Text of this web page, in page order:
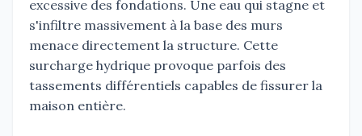
excessive des fondations. Une eau qui stagne et
s'infiltre massivement à la base des murs
menace directement la structure. Cette
surcharge hydrique provoque parfois des
tassements différentiels capables de fissurer la
maison entière.